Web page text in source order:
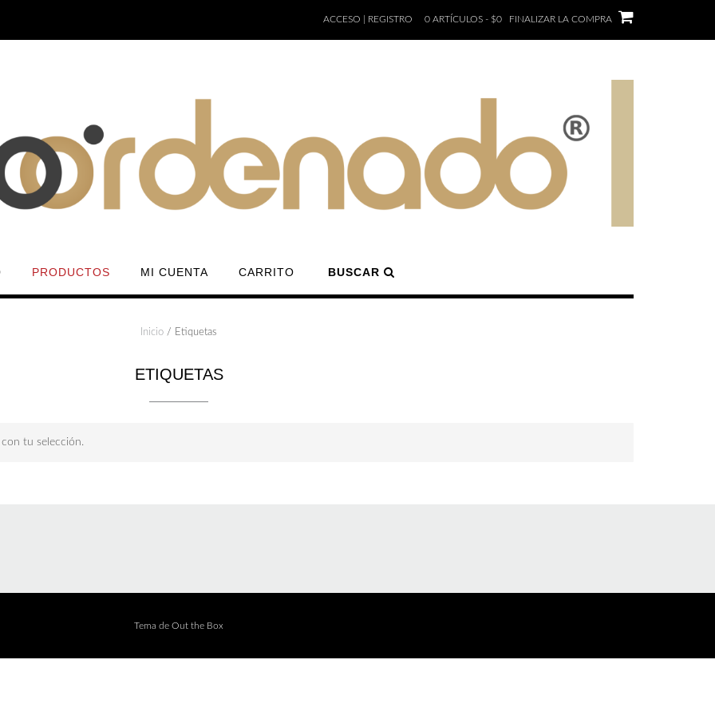
ACCESO | REGISTRO 0 ARTÍCULOS - $0 FINALIZAR LA COMPRA
PRODUCTOS MI CUENTA CARRITO BUSCAR
Inicio / Etiquetas
ETIQUETAS
tu selección.
Tema de Out the Box